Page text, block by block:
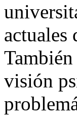
actuales
visión